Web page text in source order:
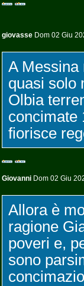
giovasse Dom 02 Giu
A Messina
quasi solo
Olbia
concimate
fiorisce
Giovanni Dom 02 Giu
Allora è
ragione
poveri e,
sono